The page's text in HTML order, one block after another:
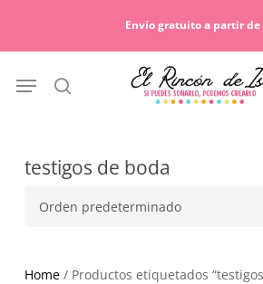
Envío gratuito a partir de
search
Menu
testigos de boda
Home/ Productos etiquetados